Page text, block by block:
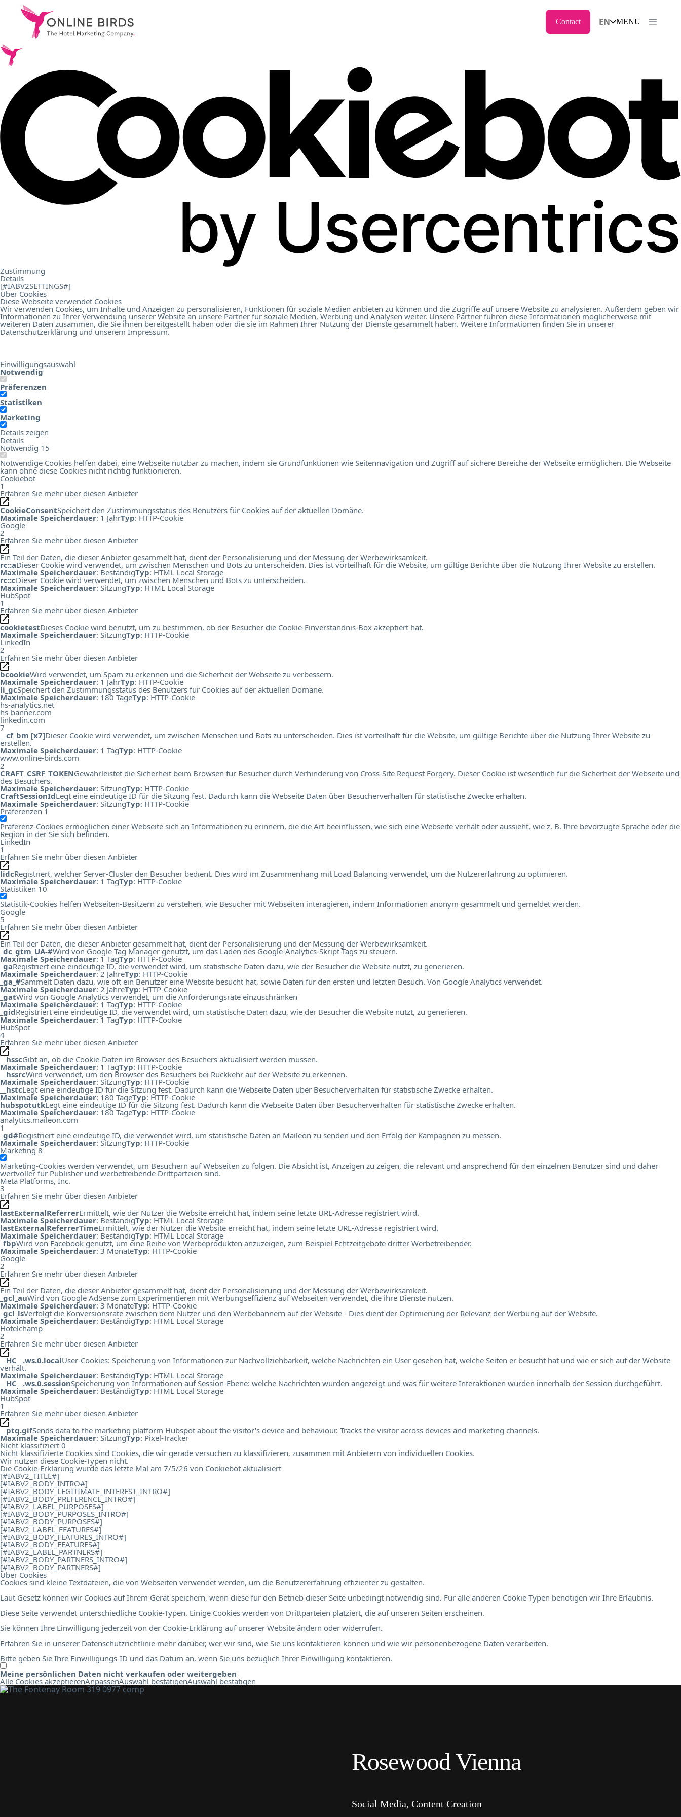
Zustimmung
Details
[#IABV2SETTINGS#]
Über Cookies
Diese Webseite verwendet Cookies
Wir verwenden Cookies, um Inhalte und Anzeigen zu personalisieren, Funktionen für soziale Medien anbieten zu können und die Zugriffe auf unsere Website zu analysieren. Außerdem geben wir
Informationen zu Ihrer Verwendung unserer Website an unsere Partner für soziale Medien, Werbung und Analysen weiter. Unsere Partner führen diese Informationen möglicherweise mit
weiteren Daten zusammen, die Sie ihnen bereitgestellt haben oder die sie im Rahmen Ihrer Nutzung der Dienste gesammelt haben. Weitere Informationen finden Sie in unserer
Datenschutzerklärung und unserem Impressum.
Einwilligungsauswahl
Notwendig
Präferenzen
Statistiken
Marketing
Details zeigen
Details
Notwendig 15
Notwendige Cookies helfen dabei, eine Webseite nutzbar zu machen, indem sie Grundfunktionen wie Seitennavigation und Zugriff auf sichere Bereiche der Webseite ermöglichen. Die Webseite
kann ohne diese Cookies nicht richtig funktionieren.
Cookiebot
1
Erfahren Sie mehr über diesen Anbieter
CookieConsentSpeichert den Zustimmungsstatus des Benutzers für Cookies auf der aktuellen Domäne.
Maximale Speicherdauer: 1 JahrTyp: HTTP-Cookie
Google
2
Erfahren Sie mehr über diesen Anbieter
Ein Teil der Daten, die dieser Anbieter gesammelt hat, dient der Personalisierung und der Messung der Werbewirksamkeit.
rc::aDieser Cookie wird verwendet, um zwischen Menschen und Bots zu unterscheiden. Dies ist vorteilhaft für die Website, um gültige Berichte über die Nutzung Ihrer Website zu erstellen.
Maximale Speicherdauer: BeständigTyp: HTML Local Storage
rc::cDieser Cookie wird verwendet, um zwischen Menschen und Bots zu unterscheiden.
Maximale Speicherdauer: SitzungTyp: HTML Local Storage
HubSpot
1
Erfahren Sie mehr über diesen Anbieter
cookietestDieses Cookie wird benutzt, um zu bestimmen, ob der Besucher die Cookie-Einverständnis-Box akzeptiert hat.
Maximale Speicherdauer: SitzungTyp: HTTP-Cookie
LinkedIn
2
Erfahren Sie mehr über diesen Anbieter
bcookieWird verwendet, um Spam zu erkennen und die Sicherheit der Webseite zu verbessern.
Maximale Speicherdauer: 1 JahrTyp: HTTP-Cookie
li_gcSpeichert den Zustimmungsstatus des Benutzers für Cookies auf der aktuellen Domäne.
Maximale Speicherdauer: 180 TageTyp: HTTP-Cookie
hs-analytics.net
hs-banner.com
linkedin.com
7
__cf_bm [x7]Dieser Cookie wird verwendet, um zwischen Menschen und Bots zu unterscheiden. Dies ist vorteilhaft für die Website, um gültige Berichte über die Nutzung Ihrer Website zu
erstellen.
Maximale Speicherdauer: 1 TagTyp: HTTP-Cookie
www.online-birds.com
2
CRAFT_CSRF_TOKENGewährleistet die Sicherheit beim Browsen für Besucher durch Verhinderung von Cross-Site Request Forgery. Dieser Cookie ist wesentlich für die Sicherheit der Webseite und
des Besuchers.
Maximale Speicherdauer: SitzungTyp: HTTP-Cookie
CraftSessionIdLegt eine eindeutige ID für die Sitzung fest. Dadurch kann die Webseite Daten über Besucherverhalten für statistische Zwecke erhalten.
Maximale Speicherdauer: SitzungTyp: HTTP-Cookie
Präferenzen 1
Präferenz-Cookies ermöglichen einer Webseite sich an Informationen zu erinnern, die die Art beeinflussen, wie sich eine Webseite verhält oder aussieht, wie z. B. Ihre bevorzugte Sprache oder die
Region in der Sie sich befinden.
LinkedIn
1
Erfahren Sie mehr über diesen Anbieter
lidcRegistriert, welcher Server-Cluster den Besucher bedient. Dies wird im Zusammenhang mit Load Balancing verwendet, um die Nutzererfahrung zu optimieren.
Maximale Speicherdauer: 1 TagTyp: HTTP-Cookie
Statistiken 10
Statistik-Cookies helfen Webseiten-Besitzern zu verstehen, wie Besucher mit Webseiten interagieren, indem Informationen anonym gesammelt und gemeldet werden.
Google
5
Erfahren Sie mehr über diesen Anbieter
Ein Teil der Daten, die dieser Anbieter gesammelt hat, dient der Personalisierung und der Messung der Werbewirksamkeit.
_dc_gtm_UA-#Wird von Google Tag Manager genutzt, um das Laden des Google-Analytics-Skript-Tags zu steuern.
Maximale Speicherdauer: 1 TagTyp: HTTP-Cookie
_gaRegistriert eine eindeutige ID, die verwendet wird, um statistische Daten dazu, wie der Besucher die Website nutzt, zu generieren.
Maximale Speicherdauer: 2 JahreTyp: HTTP-Cookie
_ga_#Sammelt Daten dazu, wie oft ein Benutzer eine Website besucht hat, sowie Daten für den ersten und letzten Besuch. Von Google Analytics verwendet.
Maximale Speicherdauer: 2 JahreTyp: HTTP-Cookie
_gatWird von Google Analytics verwendet, um die Anforderungsrate einzuschränken
Maximale Speicherdauer: 1 TagTyp: HTTP-Cookie
_gidRegistriert eine eindeutige ID, die verwendet wird, um statistische Daten dazu, wie der Besucher die Website nutzt, zu generieren.
Maximale Speicherdauer: 1 TagTyp: HTTP-Cookie
HubSpot
4
Erfahren Sie mehr über diesen Anbieter
__hsscGibt an, ob die Cookie-Daten im Browser des Besuchers aktualisiert werden müssen.
Maximale Speicherdauer: 1 TagTyp: HTTP-Cookie
__hssrcWird verwendet, um den Browser des Besuchers bei Rückkehr auf der Website zu erkennen.
Maximale Speicherdauer: SitzungTyp: HTTP-Cookie
__hstcLegt eine eindeutige ID für die Sitzung fest. Dadurch kann die Webseite Daten über Besucherverhalten für statistische Zwecke erhalten.
Maximale Speicherdauer: 180 TageTyp: HTTP-Cookie
hubspotutkLegt eine eindeutige ID für die Sitzung fest. Dadurch kann die Webseite Daten über Besucherverhalten für statistische Zwecke erhalten.
Maximale Speicherdauer: 180 TageTyp: HTTP-Cookie
analytics.maileon.com
1
_gd#Registriert eine eindeutige ID, die verwendet wird, um statistische Daten an Maileon zu senden und den Erfolg der Kampagnen zu messen.
Maximale Speicherdauer: SitzungTyp: HTTP-Cookie
Marketing 8
Marketing-Cookies werden verwendet, um Besuchern auf Webseiten zu folgen. Die Absicht ist, Anzeigen zu zeigen, die relevant und ansprechend für den einzelnen Benutzer sind und daher
wertvoller für Publisher und werbetreibende Drittparteien sind.
Meta Platforms, Inc.
3
Erfahren Sie mehr über diesen Anbieter
lastExternalReferrerErmittelt, wie der Nutzer die Website erreicht hat, indem seine letzte URL-Adresse registriert wird.
Maximale Speicherdauer: BeständigTyp: HTML Local Storage
lastExternalReferrerTimeErmittelt, wie der Nutzer die Website erreicht hat, indem seine letzte URL-Adresse registriert wird.
Maximale Speicherdauer: BeständigTyp: HTML Local Storage
_fbpWird von Facebook genutzt, um eine Reihe von Werbeprodukten anzuzeigen, zum Beispiel Echtzeitgebote dritter Werbetreibender.
Maximale Speicherdauer: 3 MonateTyp: HTTP-Cookie
Google
2
Erfahren Sie mehr über diesen Anbieter
Ein Teil der Daten, die dieser Anbieter gesammelt hat, dient der Personalisierung und der Messung der Werbewirksamkeit.
_gcl_auWird von Google AdSense zum Experimentieren mit Werbungseffizienz auf Webseiten verwendet, die ihre Dienste nutzen.
Maximale Speicherdauer: 3 MonateTyp: HTTP-Cookie
_gcl_lsVerfolgt die Konversionsrate zwischen dem Nutzer und den Werbebannern auf der Website - Dies dient der Optimierung der Relevanz der Werbung auf der Website.
Maximale Speicherdauer: BeständigTyp: HTML Local Storage
Hotelchamp
2
Erfahren Sie mehr über diesen Anbieter
__HC__.ws.0.localUser-Cookies: Speicherung von Informationen zur Nachvollziehbarkeit, welche Nachrichten ein User gesehen hat, welche Seiten er besucht hat und wie er sich auf der Website
verhält.
Maximale Speicherdauer: BeständigTyp: HTML Local Storage
__HC__.ws.0.sessionSpeicherung von Informationen auf Session-Ebene: welche Nachrichten wurden angezeigt und was für weitere Interaktionen wurden innerhalb der Session durchgeführt.
Maximale Speicherdauer: BeständigTyp: HTML Local Storage
HubSpot
1
Erfahren Sie mehr über diesen Anbieter
__ptq.gifSends data to the marketing platform Hubspot about the visitor's device and behaviour. Tracks the visitor across devices and marketing channels.
Maximale Speicherdauer: SitzungTyp: Pixel-Tracker
Nicht klassifiziert 0
Nicht klassifizierte Cookies sind Cookies, die wir gerade versuchen zu klassifizieren, zusammen mit Anbietern von individuellen Cookies.
Wir nutzen diese Cookie-Typen nicht.
Die Cookie-Erklärung wurde das letzte Mal am 7/5/26 von Cookiebot aktualisiert
[#IABV2_TITLE#]
[#IABV2_BODY_INTRO#]
[#IABV2_BODY_LEGITIMATE_INTEREST_INTRO#]
[#IABV2_BODY_PREFERENCE_INTRO#]
[#IABV2_LABEL_PURPOSES#]
[#IABV2_BODY_PURPOSES_INTRO#]
[#IABV2_BODY_PURPOSES#]
[#IABV2_LABEL_FEATURES#]
[#IABV2_BODY_FEATURES_INTRO#]
[#IABV2_BODY_FEATURES#]
[#IABV2_LABEL_PARTNERS#]
[#IABV2_BODY_PARTNERS_INTRO#]
[#IABV2_BODY_PARTNERS#]
Über Cookies
Cookies sind kleine Textdateien, die von Webseiten verwendet werden, um die Benutzererfahrung effizienter zu gestalten.
Laut Gesetz können wir Cookies auf Ihrem Gerät speichern, wenn diese für den Betrieb dieser Seite unbedingt notwendig sind. Für alle anderen Cookie-Typen benötigen wir Ihre Erlaubnis.
Diese Seite verwendet unterschiedliche Cookie-Typen. Einige Cookies werden von Drittparteien platziert, die auf unseren Seiten erscheinen.
Sie können Ihre Einwilligung jederzeit von der Cookie-Erklärung auf unserer Website ändern oder widerrufen.
Erfahren Sie in unserer Datenschutzrichtlinie mehr darüber, wer wir sind, wie Sie uns kontaktieren können und wie wir personenbezogene Daten verarbeiten.
Bitte geben Sie Ihre Einwilligungs-ID und das Datum an, wenn Sie uns bezüglich Ihrer Einwilligung kontaktieren.
Meine persönlichen Daten nicht verkaufen oder weitergeben
Alle Cookies akzeptierenAnpassenAuswahl bestätigenAuswahl bestätigen
Contact EN MENU
Services.
References.
About Us.
Career
Contact
Online Birds EducationHotel Digital Score Branchenreport Österreich 2023
Rosewood Vienna
Social Media, Content Creation